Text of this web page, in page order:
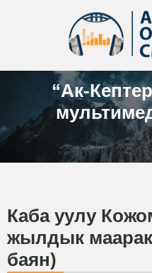
“Ак-
Каба уулу
жылдык
баян)